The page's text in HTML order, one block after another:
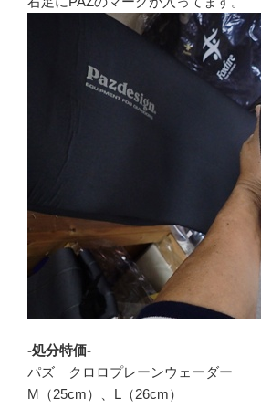
-処分特価-
パズ クロロプレーンウェーダー
M（25cm）、L（26cm）